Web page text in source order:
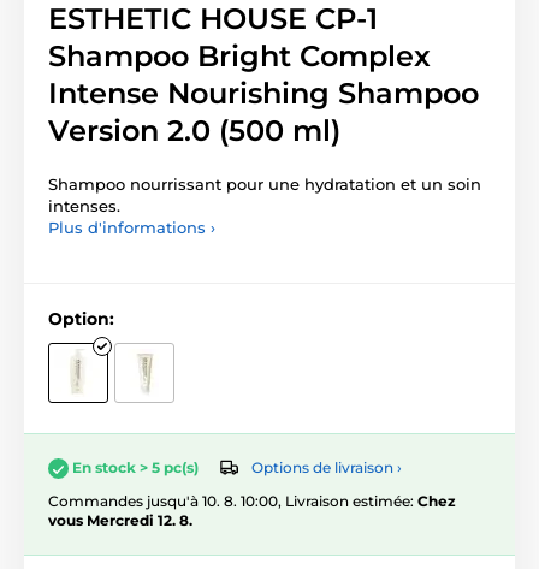
ESTHETIC HOUSE CP-1
Shampoo Bright Complex
Intense Nourishing Shampoo
Version 2.0 (500 ml)
Shampoo nourrissant pour une hydratation et un soin
intenses.
Plus d'informations ›
Option:
En stock > 5 pc(s)
Options de livraison ›
Commandes jusqu'à 10. 8. 10:00, Livraison estimée: Chez
vous Mercredi 12. 8.